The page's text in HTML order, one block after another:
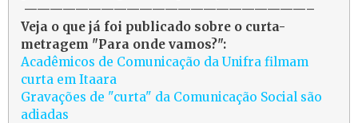
——————————————————————–
Veja o que já foi publicado sobre o curta-
metragem "Para onde vamos?":
Acadêmicos de Comunicação da Unifra filmam
curta em Itaara
Gravações de "curta" da Comunicação Social são
adiadas